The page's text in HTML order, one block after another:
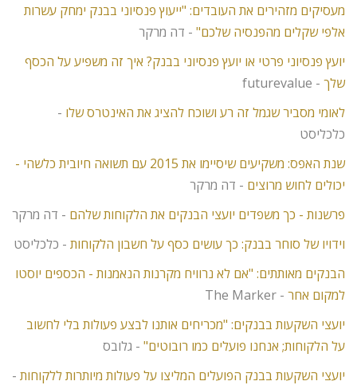
מעסיקים מזהירים את העובדים: "ייעוץ פנסיוני בבנק ימחק עשרות
אלפי שקלים מהפנסיה שלכם" - דה מרקר
יועץ פנסיוני פרטי או יועץ פנסיוני בבנק? איך זה משפיע על הכסף
שלך - futurevalue
לאומי מסביר שגמל זה רע ושוכח להציג את האינטרס שלו -
כלכליסט
שנת האפס: משקיעים שיסיימו את 2015 עם תשואה חיובית כלשהי -
יכולים לחוש מרוצים - דה מרקר
פרשנות - כך משפדים יועצי הבנקים את הלקוחות שלהם - דה מרקר
וידויו של סוחר בבנק: כך עושים כסף על חשבון הלקוחות - כלכליסט
הבנקים מאותתים: "אם לא נרוויח מקרנות הנאמנות - הכספים יוסטו
למקום אחר - The Marker
יועצי השקעות בבנקים: "מכריחים אותנו לבצע פעולות בלי לחשוב
על הלקוחות; אנחנו פועלים כמו רובוטים" - גלובס
יועצי השקעות בבנק הפועלים המליצו על פעולות מיותרות ללקוחות -